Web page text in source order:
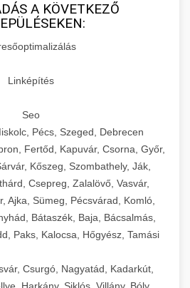
A KÖVETKEZŐ
Linképítés
Seo
Pécs, Szeged, Debrecen
Fertőd, Kapuvár, Csorna, Győr,
Kőszeg, Szombathely, Ják,
Csepreg, Zalalövő, Vasvár,
Ajka, Sümeg, Pécsvárad, Komló,
Bátaszék, Baja, Bácsalmás,
Paks, Kalocsa, Hőgyész, Tamási
Csurgó, Nagyatád, Kadarkút,